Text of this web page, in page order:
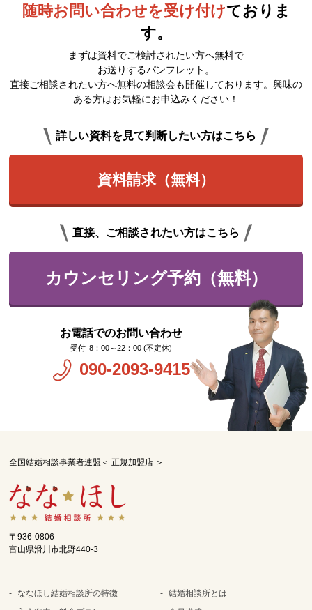
随時お問い合わせを受け付けておりま
す。
まずは資料でご検討されたい方へ無料で
お送りするパンフレット。
直接ご相談されたい方へ無料の相談会も開催しております。興味の
ある方はお気軽にお申込みください！
詳しい資料を見て判断したい方はこちら
資料請求（無料）
直接、ご相談されたい方はこちら
カウンセリング予約（無料）
お電話でのお問い合わせ
8：00～22：00 (不定休)
090-2093-9415
全国結婚相談事業者連盟＜ 正規加盟店 ＞
〒936-0806
富山県滑川市北野440-3
ななほし結婚相談所の特徴
結婚相談所とは